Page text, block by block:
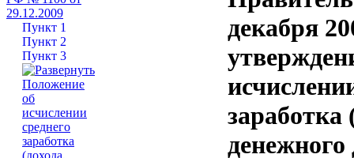
Пункт 1
Пункт 2
Пункт 3
декабря
заработка